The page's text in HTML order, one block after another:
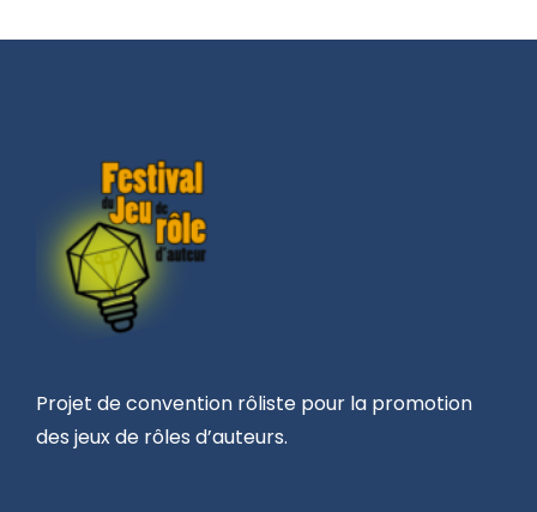
Projet de convention rôliste pour la promotion
des jeux de rôles d’auteurs.